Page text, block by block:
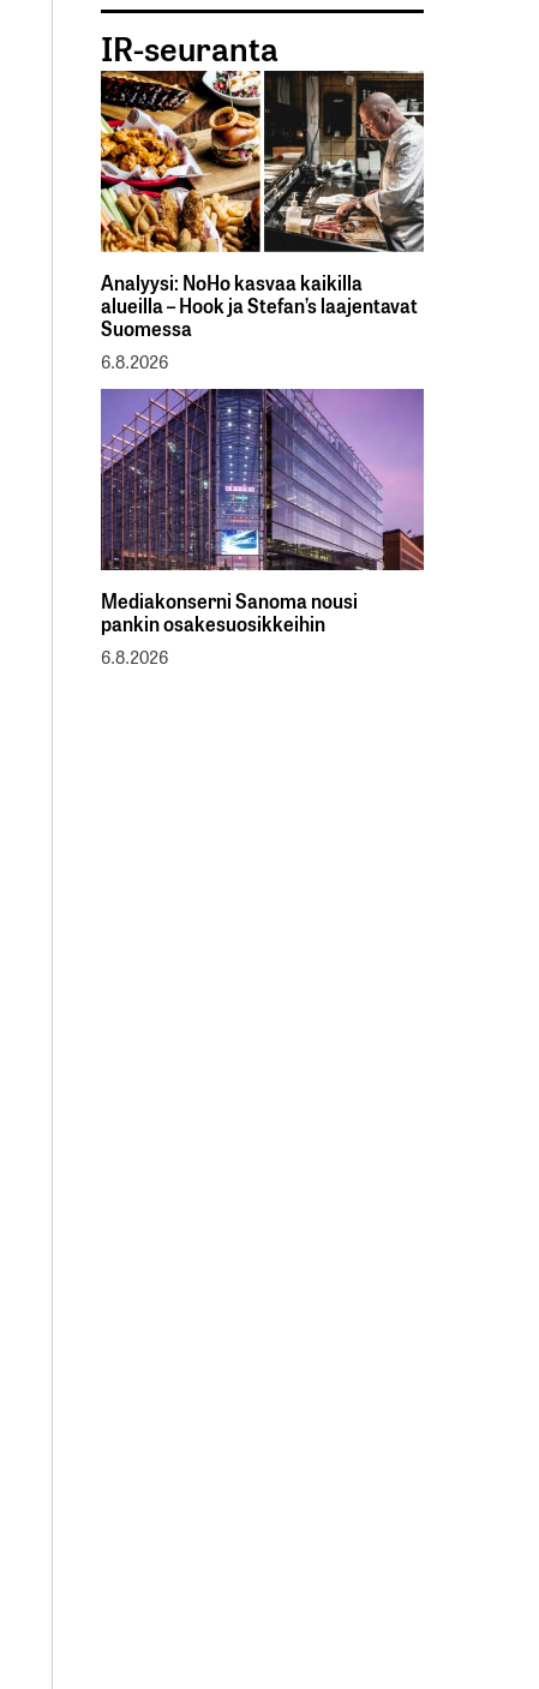
IR-seuranta
Analyysi: NoHo kasvaa kaikilla
alueilla – Hook ja Stefan’s laajentavat
Suomessa
6.8.2026
Mediakonserni Sanoma nousi
pankin osakesuosikkeihin
6.8.2026